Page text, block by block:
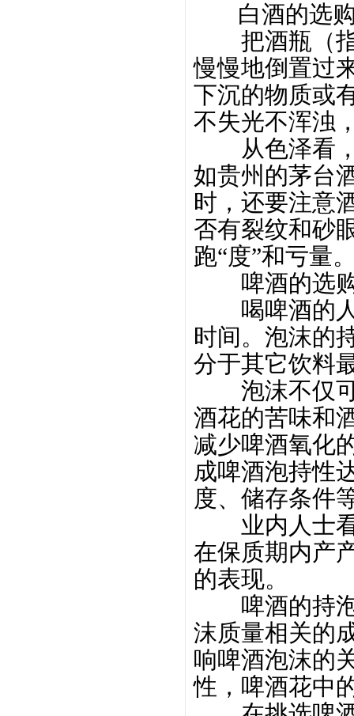
白酒的选购
把酒瓶（指
慢慢地倒置过
下沉的物质或
不失光不浑浊
从色泽看，
如贵州的茅台
时，还要注意
否有裂纹和砂
跑“度”和亏量
啤酒的选
喝啤酒的人
时间。泡沫的
分于其它饮料
泡沫不仅可
酒花的苦味和
减少啤酒氧化
成啤酒泡持性
度、储存条件
业内人士看
在保质期内产
的表现。
啤酒的持泡
沫质量相关的
响啤酒泡沫的
性，啤酒花中